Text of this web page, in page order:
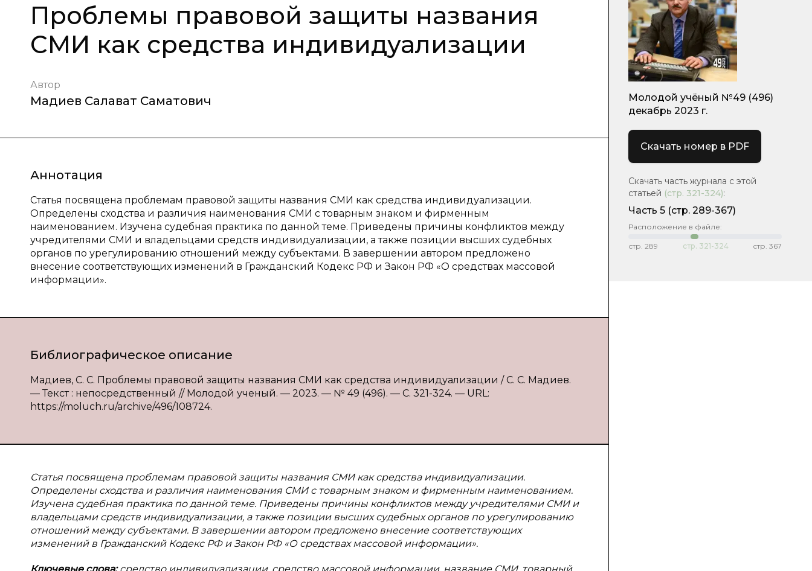
Проблемы правовой защиты названия
СМИ как средства индивидуализации
Автор
Мадиев Салават Саматович
Аннотация
Статья посвящена проблемам правовой защиты названия СМИ как средства индивидуализации.
Определены сходства и различия наименования СМИ с товарным знаком и фирменным
наименованием. Изучена судебная практика по данной теме. Приведены причины конфликтов между
учредителями СМИ и владельцами средств индивидуализации, а также позиции высших судебных
органов по урегулированию отношений между субъектами. В завершении автором предложено
внесение соответствующих изменений в Гражданский Кодекс РФ и Закон РФ «О средствах массовой
информации».
Библиографическое описание
Мадиев, С. С. Проблемы правовой защиты названия СМИ как средства индивидуализации / С. С. Мадиев.
— Текст : непосредственный // Молодой ученый. — 2023. — № 49 (496). — С. 321-324. — URL:
https://moluch.ru/archive/496/108724.
Статья посвящена проблемам правовой защиты названия СМИ как средства индивидуализации.
Определены сходства и различия наименования СМИ с товарным знаком и фирменным наименованием.
Изучена судебная практика по данной теме. Приведены причины конфликтов между учредителями СМИ и
владельцами средств индивидуализации, а также позиции высших судебных органов по урегулированию
отношений между субъектами. В завершении автором предложено внесение соответствующих
изменений в Гражданский Кодекс РФ и Закон РФ «О средствах массовой информации».
Молодой учёный №49 (496)
декабрь 2023 г.
Скачать номер в PDF
Скачать часть журнала с этой
статьей (стр. 321-324):
Часть 5 (стр. 289-367)
Расположение в файле:
стр. 289 стр. 321-324 стр. 367